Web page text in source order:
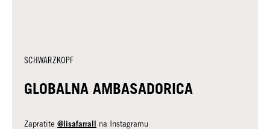
SCHWARZKOPF
GLOBALNA AMBASADORICA
Zapratite @lisafarrall na Instagramu